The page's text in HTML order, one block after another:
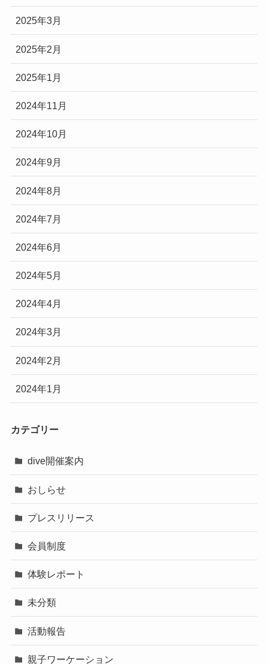
2025年3月
2025年2月
2025年1月
2024年11月
2024年10月
2024年9月
2024年8月
2024年7月
2024年6月
2024年5月
2024年4月
2024年3月
2024年2月
2024年1月
カテゴリー
dive開催案内
おしらせ
プレスリリース
会員制度
体験レポート
未分類
活動報告
親子ワーケーション